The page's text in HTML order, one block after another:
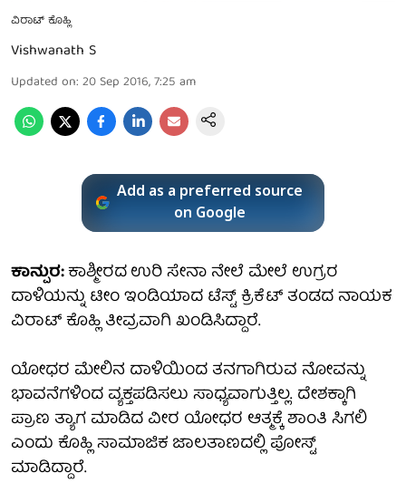
ವಿರಾಟ್ ಕೊಹ್ಲಿ
Vishwanath S
Updated on: 20 Sep 2016, 7:25 am
Add as a preferred source
on Google
ಕಾನ್ಪುರ:ಕಾಶ್ಮೀರದಉರಿ ಸೇನಾ ನೇಲೆ ಮೇಲೆ ಉಗ್ರರ
ದಾಳಿಯನ್ನು ಟೀಂ ಇಂಡಿಯಾದ ಟೆಸ್ಟ್ ಕ್ರಿಕೆಟ್ ತಂಡದ ನಾಯಕ
ವಿರಾಟ್ ಕೊಹ್ಲಿ ತೀವ್ರವಾಗಿ ಖಂಡಿಸಿದ್ದಾರೆ.
ಯೋಧರ ಮೇಲಿನ ದಾಳಿಯಿಂದ ತನಗಾಗಿರುವ ನೋವನ್ನು
ಭಾವನೆಗಳಿಂದ ವ್ಯಕ್ತಪಡಿಸಲು ಸಾಧ್ಯವಾಗುತ್ತಿಲ್ಲ. ದೇಶಕ್ಕಾಗಿ
ಪ್ರಾಣ ತ್ಯಾಗ ಮಾಡಿದ ವೀರ ಯೋಧರ ಆತ್ಮಕ್ಕೆ ಶಾಂತಿ ಸಿಗಲಿ
ಎಂದು ಕೊಹ್ಲಿ ಸಾಮಾಜಿಕ ಜಾಲತಾಣದಲ್ಲಿ ಪೋಸ್ಟ್
ಮಾಡಿದ್ದಾರೆ.